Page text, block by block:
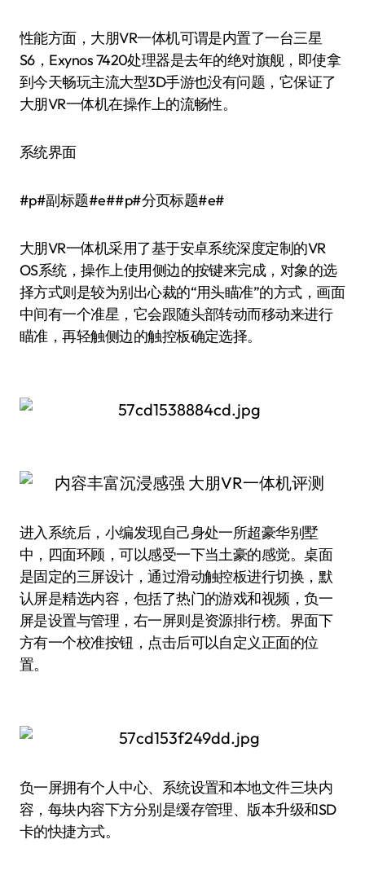
性能方面，大朋VR一体机可谓是内置了一台三星
S6，Exynos 7420处理器是去年的绝对旗舰，即使拿
到今天畅玩主流大型3D手游也没有问题，它保证了
大朋VR一体机在操作上的流畅性。
系统界面
#p#副标题#e##p#分页标题#e#
大朋VR一体机采用了基于安卓系统深度定制的VR
OS系统，操作上使用侧边的按键来完成，对象的选
择方式则是较为别出心裁的“用头瞄准”的方式，画面
中间有一个准星，它会跟随头部转动而移动来进行
瞄准，再轻触侧边的触控板确定选择。
进入系统后，小编发现自己身处一所超豪华别墅
中，四面环顾，可以感受一下当土豪的感觉。桌面
是固定的三屏设计，通过滑动触控板进行切换，默
认屏是精选内容，包括了热门的游戏和视频，负一
屏是设置与管理，右一屏则是资源排行榜。界面下
方有一个校准按钮，点击后可以自定义正面的位
置。
负一屏拥有个人中心、系统设置和本地文件三块内
容，每块内容下方分别是缓存管理、版本升级和SD
卡的快捷方式。